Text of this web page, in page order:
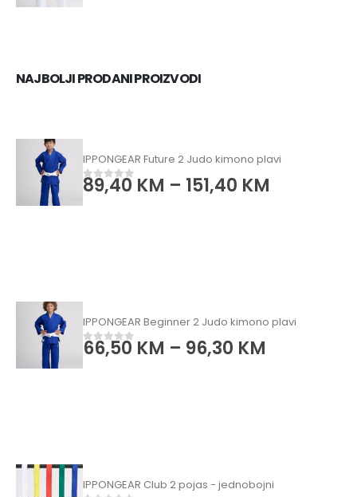
NAJBOLJI PRODANI PROIZVODI
IPPONGEAR Future 2 Judo kimono plavi
0od 5
89,40 KM – 151,40 KM
IPPONGEAR Beginner 2 Judo kimono plavi
0od 5
66,50 KM – 96,30 KM
IPPONGEAR Club 2 pojas - jednobojni